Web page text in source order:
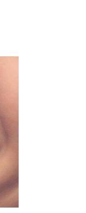
durch
und starke
des